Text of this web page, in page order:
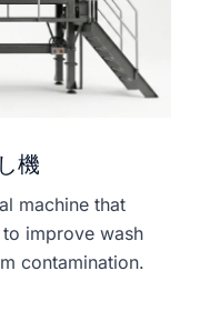
機
machine that
improve wash
contamination.